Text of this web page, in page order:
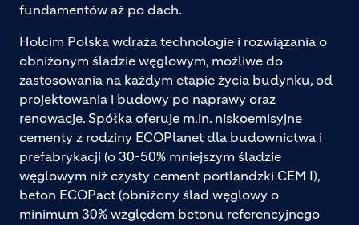
fundamentów aż po dach.
Holcim Polska wdraża technologie i rozwiązania o
obniżonym śladzie węglowym, możliwe do
zastosowania na każdym etapie życia budynku, od
projektowania i budowy po naprawy oraz
renowacje. Spółka oferuje m.in. niskoemisyjne
cementy z rodziny ECOPlanet dla budownictwa i
prefabrykacji (o 30-50% mniejszym śladzie
węglowym niż czysty cement portlandzki CEM I),
beton ECOPact (obniżony ślad węglowy o
minimum 30% względem betonu referencyjnego